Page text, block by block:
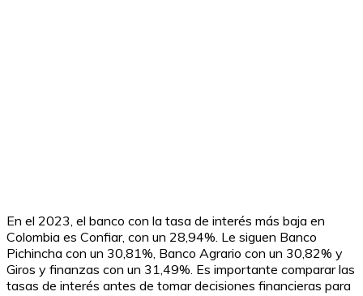
En el 2023, el banco con la tasa de interés más baja en
Colombia es Confiar, con un 28,94%. Le siguen Banco
Pichincha con un 30,81%, Banco Agrario con un 30,82% y
Giros y finanzas con un 31,49%. Es importante comparar las
tasas de interés antes de tomar decisiones financieras para